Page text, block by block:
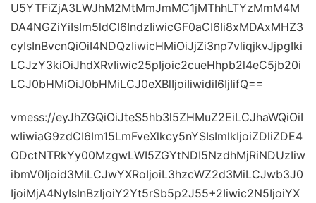
U5YTFiZjA3LWJhM2MtMmJmMC1jMThhLTYzMmM4M
DA4NGZiYiIsIm5ldCI6IndzIiwicGF0aCI6Ii8xMDAxMHZ3
cyIsInBvcnQiOiI4NDQzIiwicHMiOiJjZi3np7vliqjkvJjpgIki
LCJzY3kiOiJhdXRvIiwic25pIjoic2cueHhpb2l4eC5jb20i
LCJ0bHMiOiJ0bHMiLCJ0eXBlIjoiIiwidiI6IjIifQ==
vmess://eyJhZGQiOiJteS5hb3l5ZHMuZ2EiLCJhaWQiOiI
wIiwiaG9zdCI6Im15LmFveXlkcy5nYSIsImlkIjoiZDliZDE4
ODctNTRkYy00MzgwLWI5ZGYtNDI5NzdhMjRiNDUzIiw
ibmV0Ijoid3MiLCJwYXRoIjoiL3hzcWZ2d3MiLCJwb3J0
IjoiMjA4NyIsInBzIjoiY2Yt5rSb5p2J55+2Iiwic2N5IjoiYX